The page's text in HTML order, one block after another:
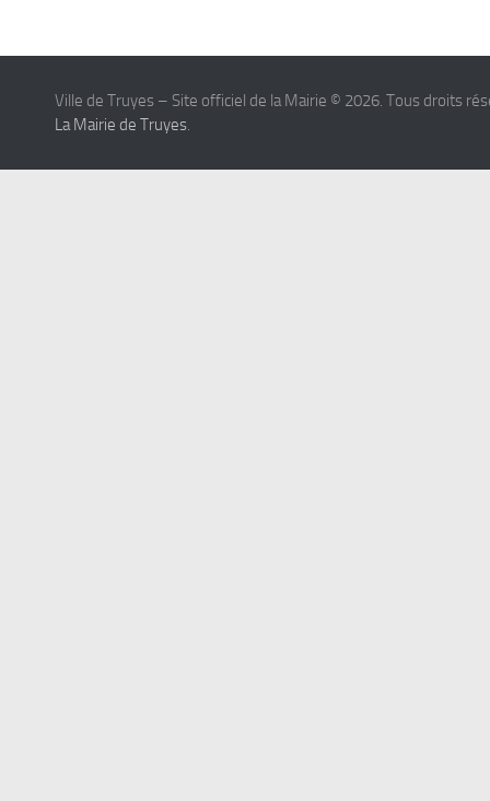
Ville de Truyes – Site officiel de la Mairie © 2026. Tous droits
La Mairie de Truyes.